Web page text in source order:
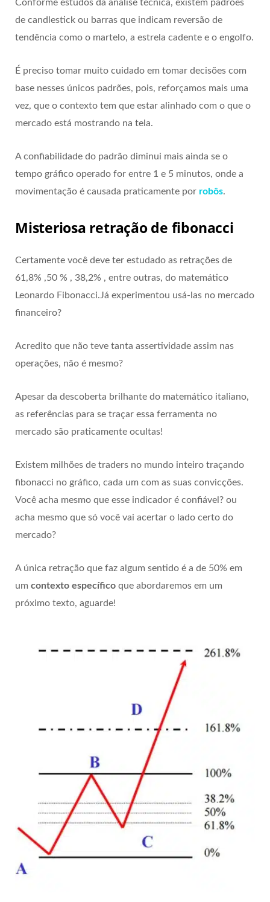
Conforme estudos da análise técnica, existem padrões
de candlestick ou barras que indicam reversão de
tendência como o martelo, a estrela cadente e o engolfo.
É preciso tomar muito cuidado em tomar decisões com
base nesses únicos padrões, pois, reforçamos mais uma
vez, que o contexto tem que estar alinhado com o que o
mercado está mostrando na tela.
A confiabilidade do padrão diminui mais ainda se o
tempo gráfico operado for entre 1 e 5 minutos, onde a
movimentação é causada praticamente por robôs.
Misteriosa retração de fibonacci
Certamente você deve ter estudado as retrações de
61,8% ,50 % , 38,2% , entre outras, do matemático
Leonardo Fibonacci.Já experimentou usá-las no mercado
financeiro?
Acredito que não teve tanta assertividade assim nas
operações, não é mesmo?
Apesar da descoberta brilhante do matemático italiano,
as referências para se traçar essa ferramenta no
mercado são praticamente ocultas!
Existem milhões de traders no mundo inteiro traçando
fibonacci no gráfico, cada um com as suas convicções.
Você acha mesmo que esse indicador é confiável? ou
acha mesmo que só você vai acertar o lado certo do
mercado?
A única retração que faz algum sentido é a de 50% em
um contexto específico que abordaremos em um
próximo texto, aguarde!